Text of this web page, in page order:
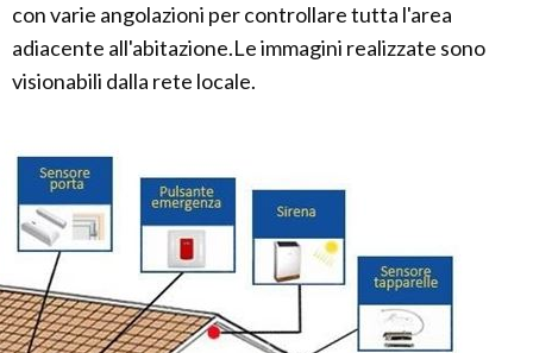
con varie angolazioni per controllare tutta l'area
adiacente all'abitazione.Le immagini realizzate sono
visionabili dalla rete locale.